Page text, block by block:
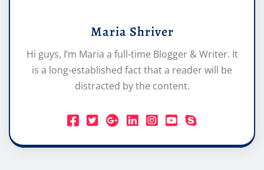
Maria Shriver
Hi guys, I’m Maria a full-time Blogger & Writer. It
is a long-established fact that a reader will be
distracted by the content.